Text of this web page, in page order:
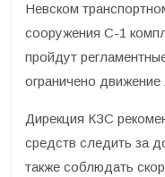
Невском
сооружения С-1
пройдут
ограничено
Дирекция КЗС
средств следить за
также соблюдать